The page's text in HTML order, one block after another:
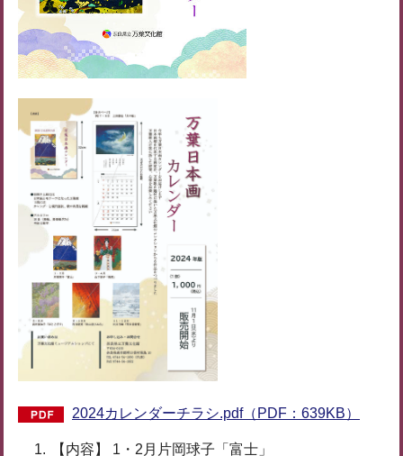
2024カレンダーチラシ.pdf（PDF：639KB）
【内容】 1・2月片岡球子「富士」